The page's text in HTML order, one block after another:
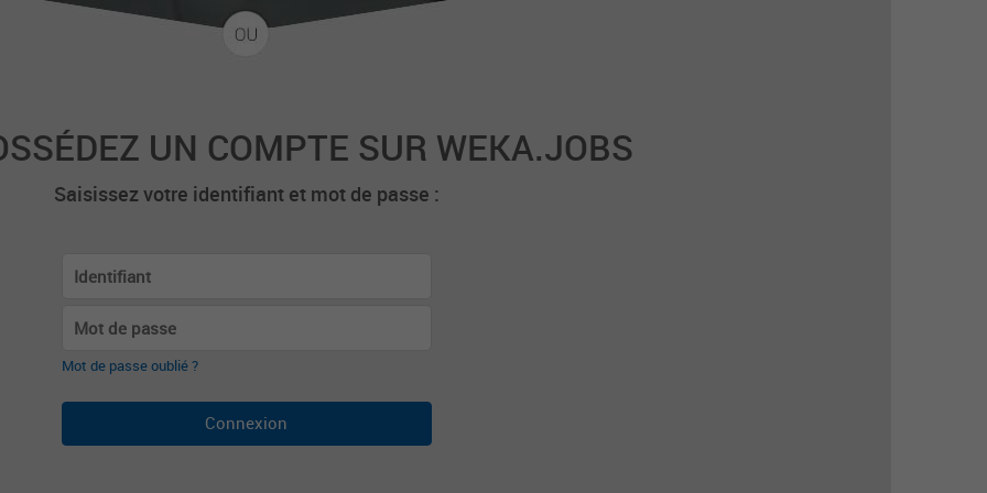
UN COMPTE SUR WEKA.JOBS
Saisissez votre identifiant et mot de passe :
Mot de passe oublié ?
Connexion